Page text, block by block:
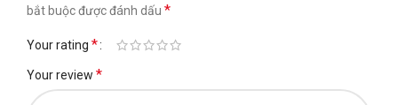
bắt buộc được đánh dấu *
Your rating *
Your review *